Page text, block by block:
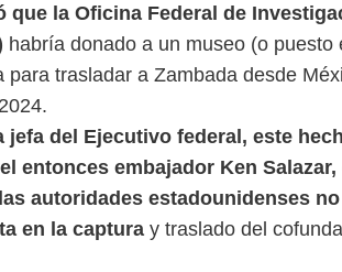
que la Oficina Federal de
habría donado a un museo (o puesto
trasladar a Zambada desde
jefa del Ejecutivo federal, este
entonces embajador Ken Salazar,
autoridades estadounidenses
en la captura y traslado del